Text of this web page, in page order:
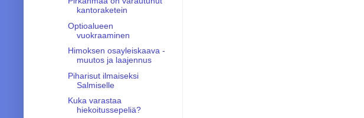
kantoraketein
Optioalueen
vuokraaminen
Himoksen osayleiskaava -
muutos ja laajennus
Piharisut ilmaiseksi
Salmiselle
Kuka varastaa
hiekoitussepeliä?